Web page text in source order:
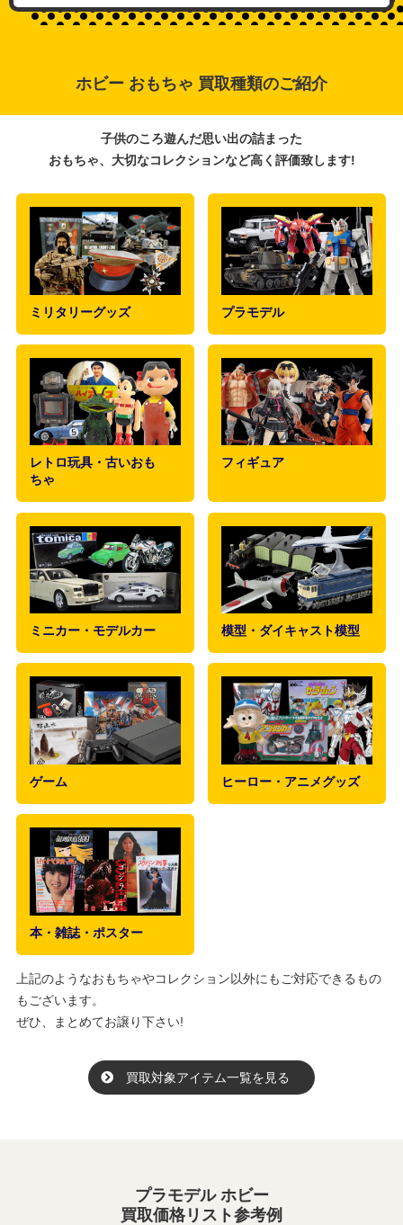
ホビー おもちゃ 買取種類のご紹介
子供のころ遊んだ思い出の詰まった
おもちゃ、大切なコレクションなど高く評価致します!
ミリタリーグッズ プラモデル
レトロ玩具・古いおも
ちゃ
フィギュア
ミニカー・モデルカー 模型・ダイキャスト模型
ゲーム ヒーロー・アニメグッズ
本・雑誌・ポスター
上記のようなおもちゃやコレクション以外にもご対応できるもの
もございます。
ぜひ、まとめてお譲り下さい!
買取対象アイテム一覧を見る
プラモデル ホビー
買取価格リスト参考例